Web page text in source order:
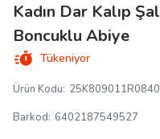
Kadın Dar Kalıp
Boncuklu Abiye
Tükeniyor
Ürün Kodu: 25K809011R0840
Barkod: 6402187549527